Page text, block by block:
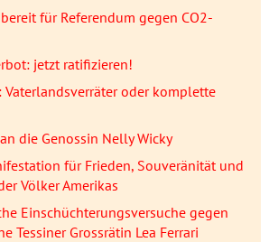
für Referendum gegen CO2-
jetzt ratifizieren!
Vaterlandsverräter oder komplette
die Genossin Nelly Wicky
für Frieden, Souveränität und
Völker Amerikas
Einschüchterungsversuche gegen
Tessiner Grossrätin Lea Ferrari